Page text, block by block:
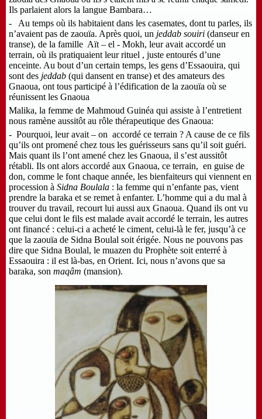
Ils parlaient alors la langue Bambara…
- Au temps où ils habitaient dans les casemates, dont tu parles, ils
n’avaient pas de zaouïa. Après quoi, un jeddab souiri (danseur en
transe), de la famille Aït – el - Mokh, leur avait accordé un
terrain, où ils pratiquaient leur rituel , juste entourés d’une
enceinte. Au bout d’un certain temps, les gens d’Essaouira, qui
sont des jeddab (qui dansent en transe) et des amateurs des
Gnaoua, ont tous participé à l’édification de la zaouïa où se
réunissent les Gnaoua
Malika, la femme de Mahmoud Guinéa qui assiste à l’entretient
nous ramène aussitôt au rôle thérapeutique des Gnaoua:
- Pourquoi, leur avait – on accordé ce terrain ? A cause de ce fils
qu’ils ont promené chez tous les guérisseurs sans qu’il soit guéri.
Mais quant ils l’ont amené chez les Gnaoua, il s’est aussitôt
rétabli. Ils ont alors accordé aux Gnaoua, ce terrain, en guise de
don, comme le font chaque année, les bienfaiteurs qui viennent en
procession à Sidna Boulala : la femme qui n’enfante pas, vient
prendre la baraka et se remet à enfanter. L’homme qui a du mal à
trouver du travail, recourt lui aussi aux Gnaoua. Quand ils ont vu
que celui dont le fils est malade avait accordé le terrain, les autres
ont financé : celui-ci a acheté le ciment, celui-là le fer, jusqu’à ce
que la zaouïa de Sidna Boulal soit érigée. Nous ne pouvons pas
dire que Sidna Boulal, le muazen du Prophète soit enterré à
Essaouira : il est là-bas, en Orient. Ici, nous n’avons que sa
baraka, son maqâm (mansion).